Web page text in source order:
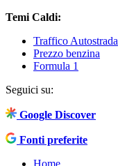
Temi Caldi:
Traffico Autostrada
Prezzo benzina
Formula 1
Seguici su:
Google Discover
Fonti preferite
Home